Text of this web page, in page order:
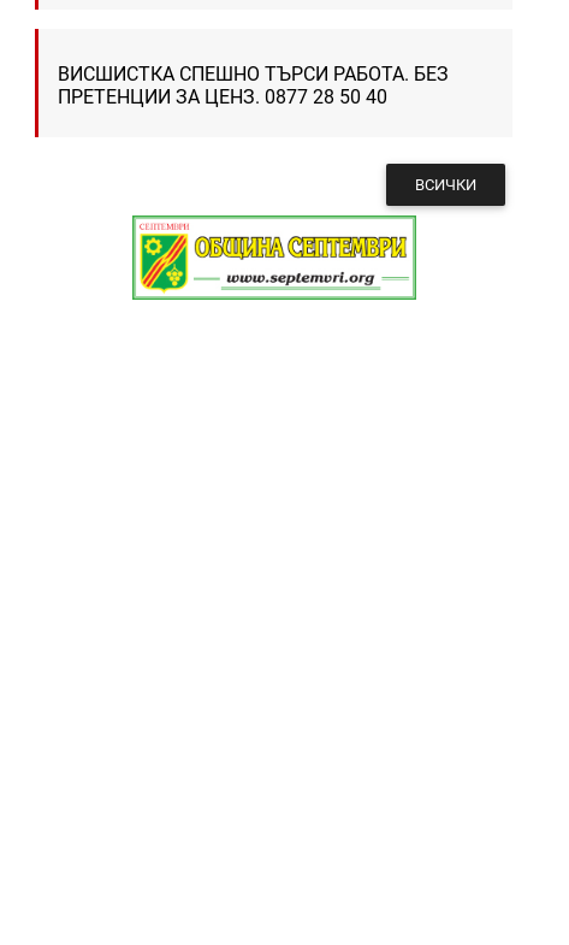
ВИСШИСТКА СПЕШНО ТЪРСИ РАБОТА. БЕЗ
ПРЕТЕНЦИИ ЗА ЦЕНЗ. 0877 28 50 40
ВСИЧКИ